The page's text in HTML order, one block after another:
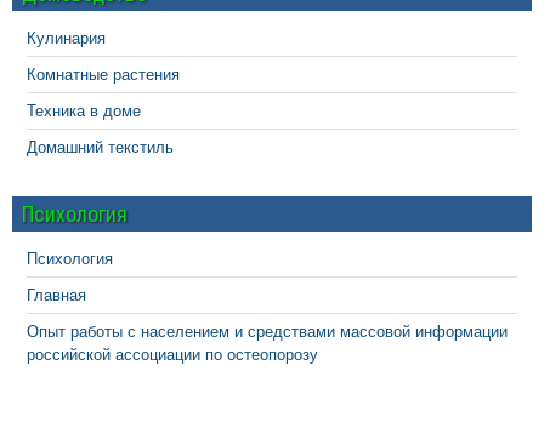
Кулинария
Комнатные растения
Техника в доме
Домашний текстиль
Психология
Психология
Главная
Опыт работы с населением и средствами массовой информации
российской ассоциации по остеопорозу